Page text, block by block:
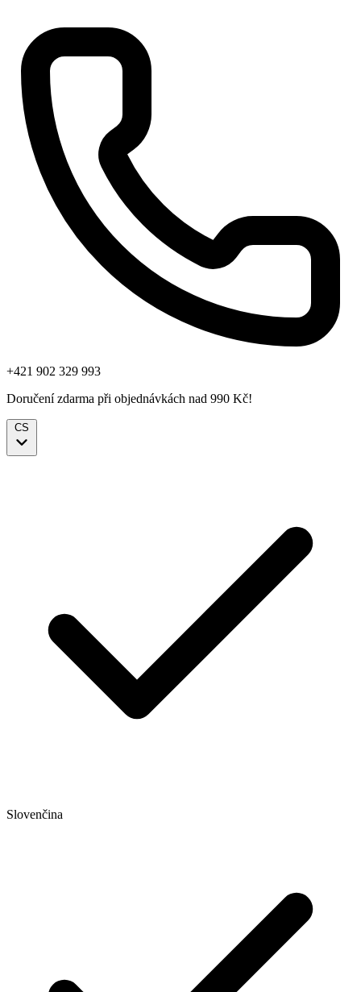
+421 902 329 993
Doručení zdarma při objednávkách nad 990 Kč!
CS
Slovenčina